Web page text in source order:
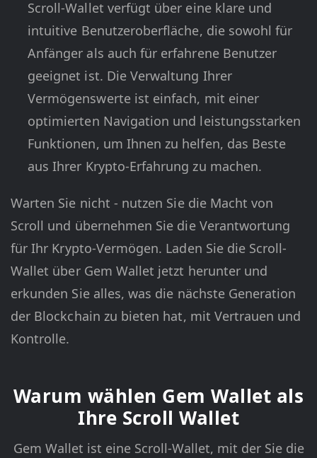
Scroll-Wallet verfügt über eine klare und
intuitive Benutzeroberfläche, die sowohl für
Anfänger als auch für erfahrene Benutzer
geeignet ist. Die Verwaltung Ihrer
Vermögenswerte ist einfach, mit einer
optimierten Navigation und leistungsstarken
Funktionen, um Ihnen zu helfen, das Beste
aus Ihrer Krypto-Erfahrung zu machen.
Warten Sie nicht - nutzen Sie die Macht von
Scroll und übernehmen Sie die Verantwortung
für Ihr Krypto-Vermögen. Laden Sie die Scroll-
Wallet über Gem Wallet jetzt herunter und
erkunden Sie alles, was die nächste Generation
der Blockchain zu bieten hat, mit Vertrauen und
Kontrolle.
Warum wählen Gem Wallet als
Ihre Scroll Wallet
Gem Wallet ist eine Scroll-Wallet, mit der Sie die